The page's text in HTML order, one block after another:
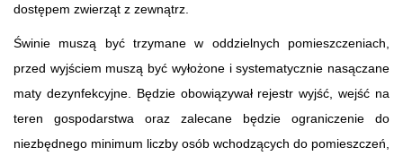
dostępem zwierząt z zewnątrz.
Świnie muszą być trzymane w oddzielnych pomieszczeniach,
przed wyjściem muszą być wyłożone i systematycznie nasączane
maty dezynfekcyjne. Będzie obowiązywał rejestr wyjść, wejść na
teren gospodarstwa oraz zalecane będzie ograniczenie do
niezbędnego minimum liczby osób wchodzących do pomieszczeń,